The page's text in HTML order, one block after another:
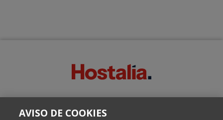
Escrito por el equipo de Comunicación de Hostalia, dirigido por
AVISO DE COOKIES